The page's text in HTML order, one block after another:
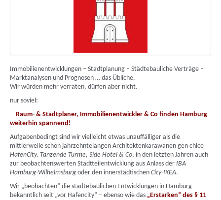
Immobilienentwicklungen – Stadtplanung – Städtebauliche Verträge –
Marktanalysen und Prognosen … das Übliche.
Wir würden mehr verraten, dürfen aber nicht.
nur soviel:
Raum- & Stadtplaner, Immobilienentwickler & Co finden Hamburg
weiterhin spannend!
Aufgabenbedingt sind wir vielleicht etwas unauffälliger als die
mittlerweile schon jahrzehntelangen Architektenkarawanen gen chice
HafenCity, Tanzende Türme, Side Hotel & Co, in den letzten Jahren auch
zur beobachtenswerten Stadtteilentwicklung aus Anlass der IBA
Hamburg-Wilhelmsburg oder den innerstädtischen City-IKEA.
Wir „beobachten“ die städtebaulichen Entwicklungen in Hamburg
bekanntlich seit „vor Hafencity“ – ebenso wie das „Erstarken“ des § 11